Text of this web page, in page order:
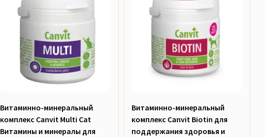
Витаминно-минеральный
комплекс Canvit Multi Cat
Витамины и минералы для
Витаминно-минеральный
комплекс Canvit Biotin для
поддержания здоровья и